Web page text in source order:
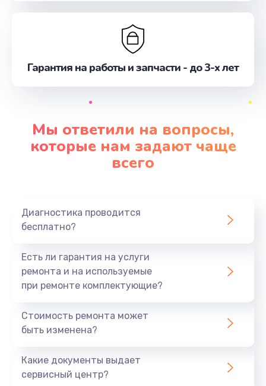
Гарантия на работы и запчасти - до 3-х лет
Мы ответили на вопросы,
которые нам задают чаще
всего
Диагностика проводится
бесплатно?
Есть ли гарантия на услуги
ремонта и на используемые
при ремонте комплектующие?
Стоимость ремонта может
быть изменена?
Какие документы выдает
сервисный центр?